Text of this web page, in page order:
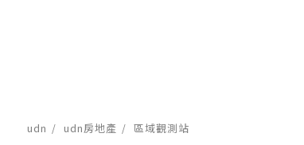
udn udn房地產 區域觀測站